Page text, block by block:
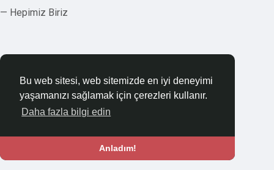
Bu web sitesi, web sitemizde en iyi deneyimi
yaşamanızı sağlamak için çerezleri kullanır.
Daha fazla bilgi edin
Anladım!
— Hepimiz Biriz